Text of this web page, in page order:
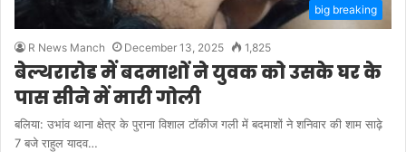
big breaking
R News Manch December 13, 2025 1,825
बेल्थरारोड में बदमाशों ने युवक को उसके घर के
पास सीने में मारी गोली
बलिया: उभांव थाना क्षेत्र के पुराना विशाल टॉकीज गली में बदमाशों ने शनिवार की शाम साढ़े
7 बजे राहुल यादव…